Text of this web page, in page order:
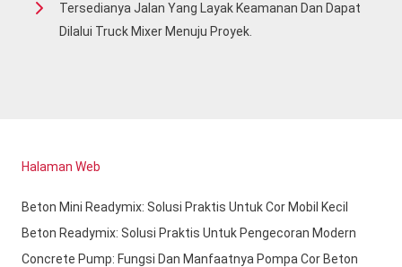
Tersedianya Jalan Yang Layak Keamanan Dan Dapat
Dilalui Truck Mixer Menuju Proyek.
Halaman Web
Beton Mini Readymix: Solusi Praktis Untuk Cor Mobil Kecil
Beton Readymix: Solusi Praktis Untuk Pengecoran Modern
Concrete Pump: Fungsi Dan Manfaatnya Pompa Cor Beton